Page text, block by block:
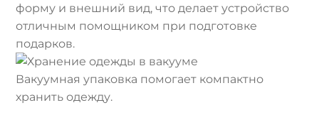
форму и внешний вид, что делает устройство
отличным помощником при подготовке
подарков.
Вакуумная упаковка помогает компактно
хранить одежду.